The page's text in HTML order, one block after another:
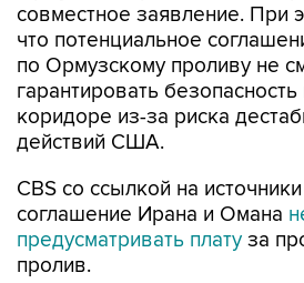
совместное заявление. При
что потенциальное
по Ормузскому проливу не
гарантировать
коридоре из-за риска
действий США.
CBS со ссылкой на
соглашение Ирана и Омана
предусматривать плату за
пролив.